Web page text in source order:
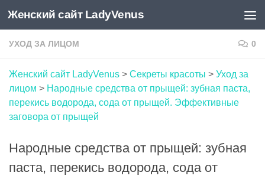
Skip to content
Женский сайт LadyVenus
УХОД ЗА ЛИЦОМ 0
Женский сайт LadyVenus > Секреты красоты > Уход за
лицом > Народные средства от прыщей: зубная паста,
перекись водорода, сода от прыщей. Эффективные
заговора от прыщей
Народные средства от прыщей: зубная
паста, перекись водорода, сода от